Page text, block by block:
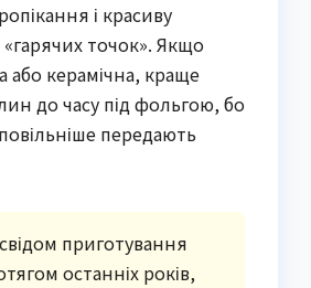
і красиву
точок». Якщо
або керамічна, краще
до часу під фольгою, бо
передають
приготування
останніх років,